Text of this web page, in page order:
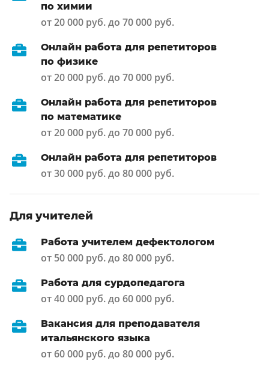
по химии
от 20 000 руб. до 70 000 руб.
Онлайн работа для репетиторов
по физике
от 20 000 руб. до 70 000 руб.
Онлайн работа для репетиторов
по математике
от 20 000 руб. до 70 000 руб.
Онлайн работа для репетиторов
от 30 000 руб. до 80 000 руб.
Для учителей
Работа учителем дефектологом
от 50 000 руб. до 80 000 руб.
Работа для сурдопедагога
от 40 000 руб. до 60 000 руб.
Вакансия для преподавателя
итальянского языка
от 60 000 руб. до 80 000 руб.